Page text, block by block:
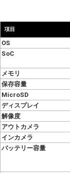
項目
OS
SoC
メモリ
保存容量
MicroSD
ディスプレイ
解像度
アウトカメラ
インカメラ
バッテリー容量